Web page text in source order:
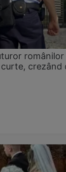
crezând